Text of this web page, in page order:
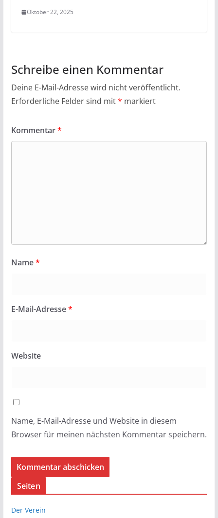
Oktober 22, 2025
Schreibe einen Kommentar
Deine E-Mail-Adresse wird nicht veröffentlicht.
Erforderliche Felder sind mit* markiert
Kommentar*
Name*
E-Mail-Adresse*
Website
Name, E-Mail-Adresse und Website in diesem
Browser für meinen nächsten Kommentar speichern.
Seiten
Der Verein